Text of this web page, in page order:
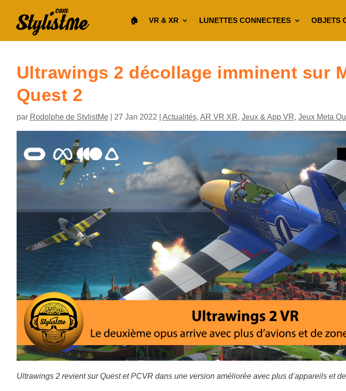
🏠︎ VR & XR LUNETTES CONNECTEES OBJETS
Ultrawings 2 décollage imminent sur
Quest 2
par Rodolphe de StylistMe| 27 Jan 2022 Actualités, AR VR XR, Jeux & App VR, Jeux Meta
Ultrawings 2 revient sur Quest et PCVR dans une version améliorée avec plus d’appareils et